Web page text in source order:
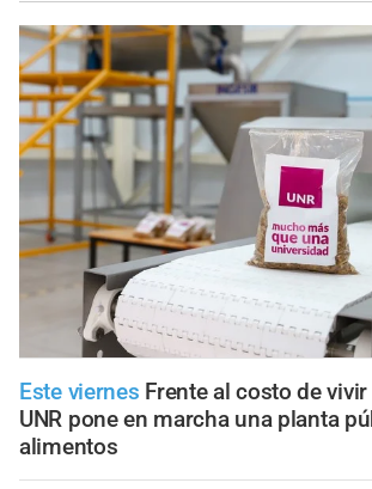
Este viernes Frente al costo de
UNR pone en marcha una planta
alimentos